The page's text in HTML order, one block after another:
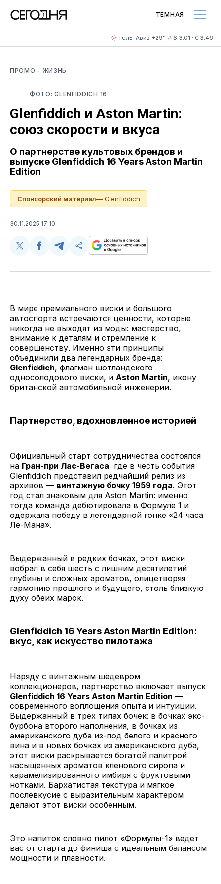
Тель-Авив +29° $ 3.01 · € 3.46
ТЕМНАЯ
ПРОМО - ЖИЗНЬ
ФОТО: GLENFIDDICH 16
Glenfiddich и Aston Martin:
союз скорости и вкуса
О партнерстве культовых брендов и
выпуске Glenfiddich 16 Years Aston Martin
Edition
Спонсорский материал— Glenfiddich
30.11.2025 17:10
Поделиться
Twitter
Поделиться
Facebook
Поделиться
Telegram
Скопируйте
поделитесь
В мире премиального виски и большого
автоспорта встречаются ценности, которые
никогда не выходят из моды: мастерство,
внимание к деталям и стремление к
совершенству. Именно эти принципы
объединили два легендарных бренда:
Glenfiddich, флагман шотландского
односолодового виски, и Aston Martin, икону
британской автомобильной инженерии.
Партнерство, вдохновленное историей
Официальный старт сотрудничества состоялся
на Гран-при Лас-Вегаса, где в честь события
Glenfiddich представил редчайший релиз из
архивов — винтажную бочку 1959 года. Этот
год стал знаковым для Aston Martin: именно
тогда команда дебютировала в Формуле 1 и
одержала победу в легендарной гонке «24 часа
Ле-Мана».
Выдержанный в редких бочках, этот виски
вобрал в себя шесть с лишним десятилетий
глубины и сложных ароматов, олицетворяя
гармонию прошлого и будущего, столь близкую
духу обеих марок.
Glenfiddich 16 Years Aston Martin Edition:
вкус, как искусство пилотажа
Наряду с винтажным шедевром
коллекционеров, партнерство включает выпуск
Glenfiddich 16 Years Aston Martin Edition —
современного воплощения опыта и интуиции.
Выдержанный в трех типах бочек: в бочках экс-
бурбона второго наполнения, в бочках из
американского дуба из-под белого и красного
вина и в новых бочках из американского дуба,
этот виски раскрывается богатой палитрой
насыщенных ароматов кленового сиропа и
карамелизированного имбиря с фруктовыми
нотками. Бархатистая текстура и мягкое
послевкусие с выразительным характером
делают этот виски особенным.
Это напиток словно пилот «Формулы-1» ведет
вас от старта до финиша с идеальным балансом
мощности и плавности.